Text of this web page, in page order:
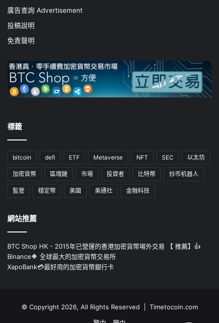
廣告查詢 Advertisement
投稿說明
免責聲明
標籤
bitcoin defi ETF Metaverse NFT SEC 以太坊
加密貨幣 區塊鏈 市場 投資者 比特幣 炒币机器人
監管 穩定幣 美國 美通社 金融科技
網站推薦
BTC Shop HK - 2015年已營運的香港加密貨幣埸外交易 【 推薦】👍
Binance🔶 全球最大的加密貨幣交易所
XapoBank💳最好用的加密貨幣銀行卡
© Copyright 2026, All Rights Reserved | Timetocoin.com